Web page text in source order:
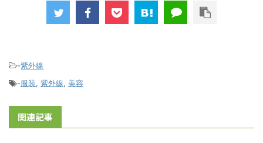
-紫外線
-服装, 紫外線, 美容
関連記事